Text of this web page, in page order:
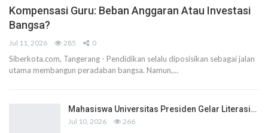
Kompensasi Guru: Beban Anggaran Atau Investasi
Bangsa?
Jul 11, 2026 285 0
Siberkota.com, Tangerang - Pendidikan selalu diposisikan sebagai jalan
utama membangun peradaban bangsa. Namun,…
Mahasiswa Universitas Presiden Gelar Literasi…
Jul 10, 2026 266